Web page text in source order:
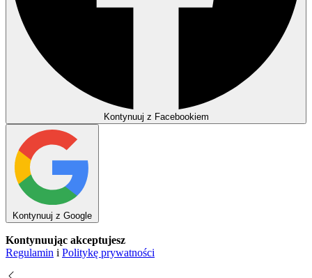
Kontynuuj z Facebookiem
Kontynuuj z Google
Kontynuując akceptujesz
Regulamin i Politykę prywatności